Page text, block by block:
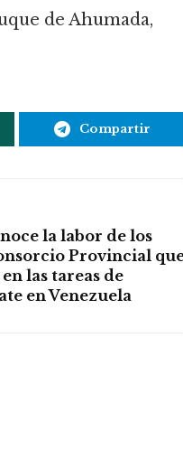
de Ahumada,
Compartir
la labor de los
Provincial
las tareas de
en Venezuela